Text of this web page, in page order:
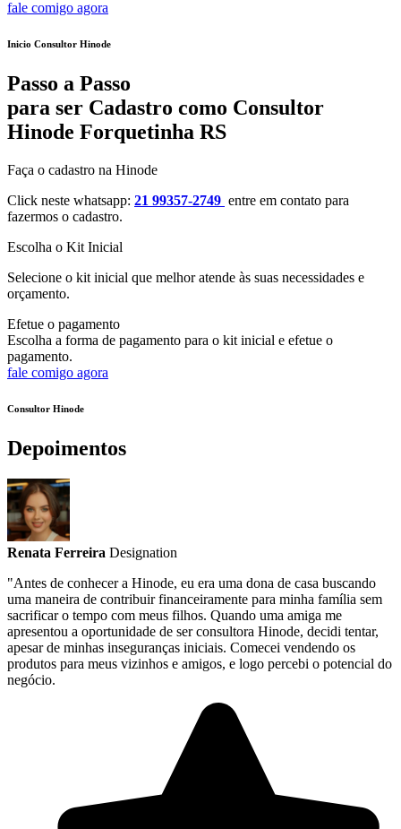
fale comigo agora
Inicio Consultor Hinode
Passo a Passo
para ser Cadastro como Consultor
Hinode Forquetinha RS
Faça o cadastro na Hinode
Click neste whatsapp: 21 99357-2749 entre em contato para
fazermos o cadastro.
Escolha o Kit Inicial
Selecione o kit inicial que melhor atende às suas necessidades e
orçamento.
Efetue o pagamento
Escolha a forma de pagamento para o kit inicial e efetue o
pagamento.
fale comigo agora
Consultor Hinode
Depoimentos
Renata Ferreira Designation
"Antes de conhecer a Hinode, eu era uma dona de casa buscando
uma maneira de contribuir financeiramente para minha família sem
sacrificar o tempo com meus filhos. Quando uma amiga me
apresentou a oportunidade de ser consultora Hinode, decidi tentar,
apesar de minhas inseguranças iniciais. Comecei vendendo os
produtos para meus vizinhos e amigos, e logo percebi o potencial do
negócio.